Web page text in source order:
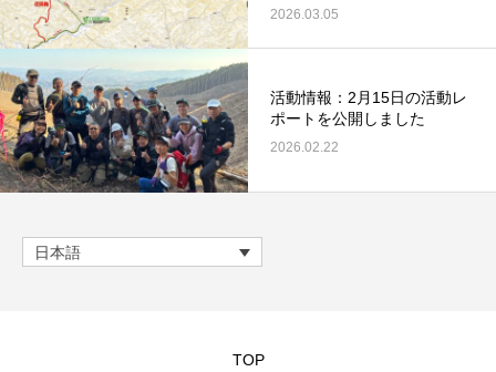
2026.03.05
活動情報：2月15日の活動レ
ポートを公開しました
2026.02.22
日本語
TOP